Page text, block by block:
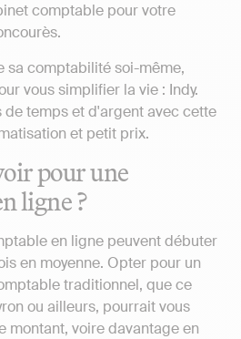
comptable pour votre
sa comptabilité soi-même,
vous simplifier la vie : Indy.
de temps et d'argent avec cette
et petit prix.
pour une
ligne ?
en ligne peuvent débuter
en moyenne. Opter pour un
traditionnel, que ce
ou ailleurs, pourrait vous
montant, voire davantage en